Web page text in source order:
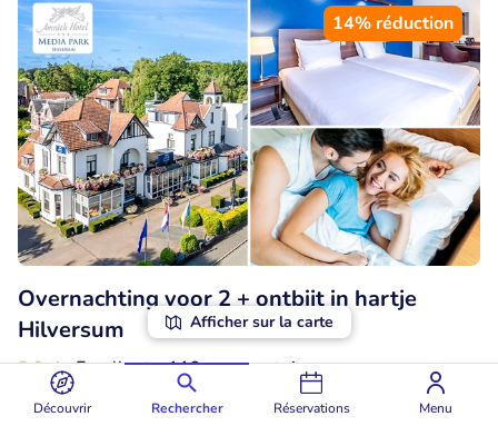
Découvrir Rechercher Réservations Menu
Afficher sur la carte
14% réduction
Overnachting voor 2 + ontbijt in hartje
Hilversum
8.9 Excellent• 119 commentaires
Amrâth Hotel Media Park Hilversum